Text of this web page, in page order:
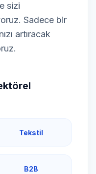
sizi
Sadece bir
artıracak
Tekstil
B2B